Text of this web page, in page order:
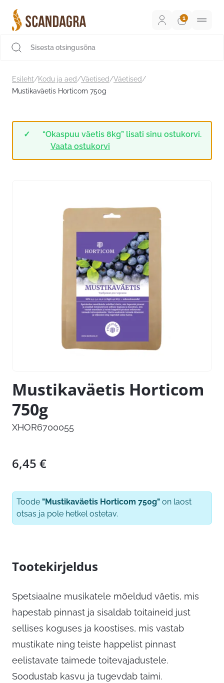
sisu
juurde
Esileht/Kodu ja aed/Väetised/Väetised/
Mustikaväetis Horticom 750g
“Okaspuu väetis 8kg” lisati sinu ostukorvi.
Vaata ostukorvi
Mustikaväetis Horticom
750g
XHOR6700055
6,45 €
Toode "Mustikaväetis Horticom 750g" on laost
otsas ja pole hetkel ostetav.
Tootekirjeldus
Spetsiaalne musikatele mõeldud väetis, mis
hapestab pinnast ja sisaldab toitaineid just
sellises koguses ja koostises, mis vastab
mustikate ning teiste happelist pinnast
eelistavate taimede toitevajadustele.
Soodustab kasvu ja tugevdab taimi.